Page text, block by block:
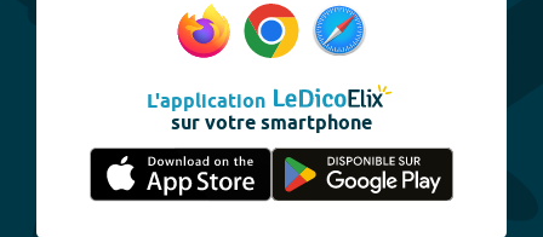
L'application
sur votre smartphone